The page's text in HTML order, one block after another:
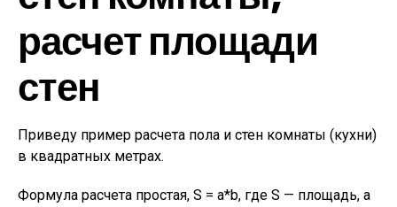
расчет площади
стен
Приведу пример расчета пола и стен комнаты (кухни)
в квадратных метрах.
Формула расчета простая, S = a*b, где S — площадь, а